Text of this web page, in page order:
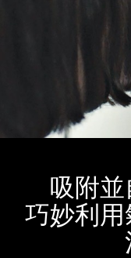
吸附並
巧妙利